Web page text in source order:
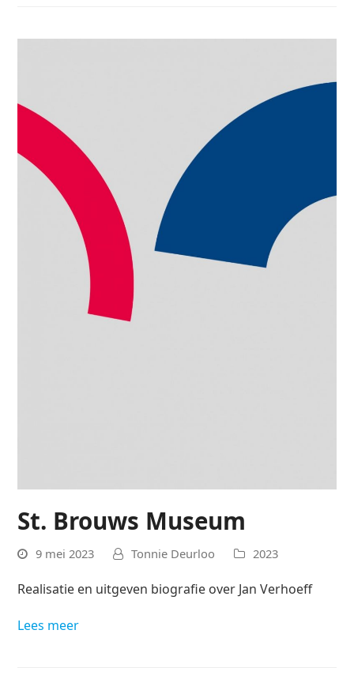
St. Brouws Museum
9 mei 2023 Tonnie Deurloo 2023
Realisatie en uitgeven biografie over Jan Verhoeff
Lees meer